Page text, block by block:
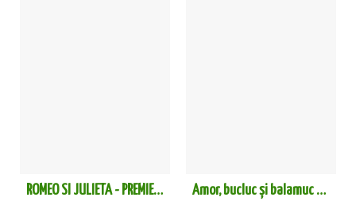
ROMEO SI JULIETA - PREMIERA OFICIALA - Bucuresti Amor, bucluc și balamuc - Premiera națională - Cluj Napoca